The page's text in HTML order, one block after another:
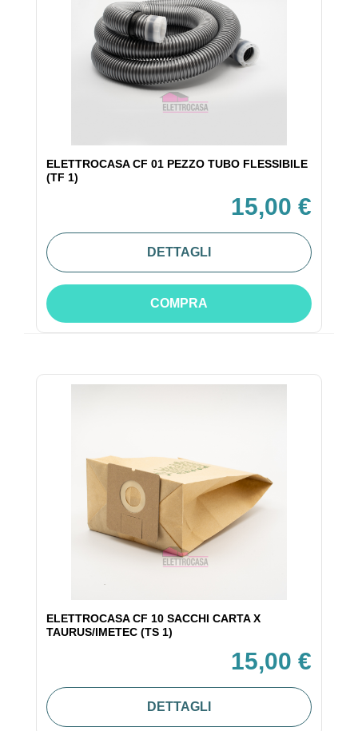
ELETTROCASA CF 01 PEZZO TUBO FLESSIBILE
(TF 1)
15,00 €
DETTAGLI
COMPRA
ELETTROCASA CF 10 SACCHI CARTA X
TAURUS/IMETEC (TS 1)
15,00 €
DETTAGLI